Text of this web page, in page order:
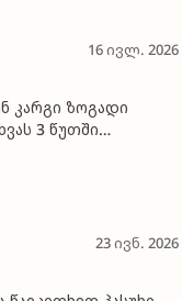
16 ივლ. 2026
კარგი ზოგადი
3 წუთში
23 ივნ. 2026